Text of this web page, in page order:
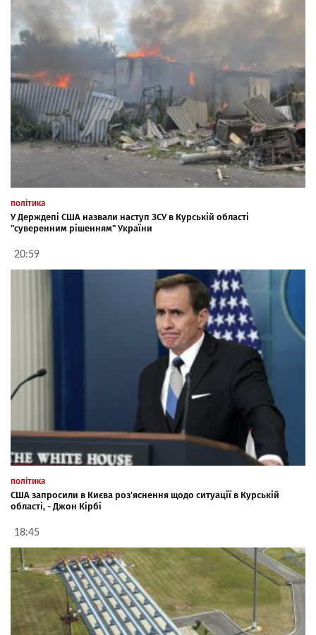
політика
У Держдепі США назвали наступ ЗСУ в Курській області
"суверенним рішенням" України
20:59
політика
США запросили в Києва роз'яснення щодо ситуації в Курській
області, - Джон Кірбі
18:45